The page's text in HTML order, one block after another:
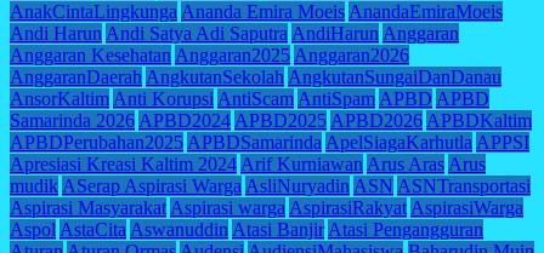
AnakCintaLingkunga Ananda Emira Moeis AnandaEmiraMoeis
Andi Harun Andi Satya Adi Saputra AndiHarun Anggaran
Anggaran Kesehatan Anggaran2025 Anggaran2026
AnggaranDaerah AngkutanSekolah AngkutanSungaiDanDanau
AnsorKaltim Anti Korupsi AntiScam AntiSpam APBD APBD
Samarinda 2026 APBD2024 APBD2025 APBD2026 APBDKaltim
APBDPerubahan2025 APBDSamarinda ApelSiagaKarhutla APPSI
Apresiasi Kreasi Kaltim 2024 Arif Kurniawan Arus Aras Arus
mudik ASerap Aspirasi Warga AsliNuryadin ASN ASNTransportasi
Aspirasi Masyarakat Aspirasi warga AspirasiRakyat AspirasiWarga
Aspol AstaCita Aswanuddin Atasi Banjir Atasi Pengangguran